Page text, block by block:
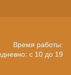
Время работы:
с 10 до 19